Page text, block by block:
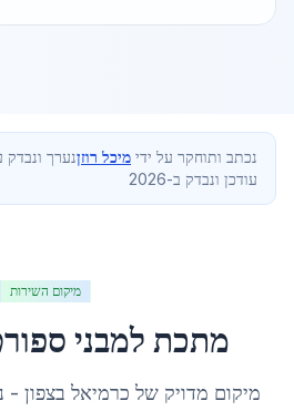
נכתב ותוחקר על ידי מיכל רוזןנערך ונבדק
עודכן ונבדק ב-2026
מיקום השירות
מתכת למבני
מיקום מדויק של כרמיאל בצפון -